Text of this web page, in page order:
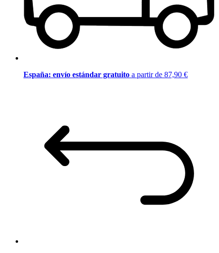
España: envío estándar gratuito a partir de 87,90 €